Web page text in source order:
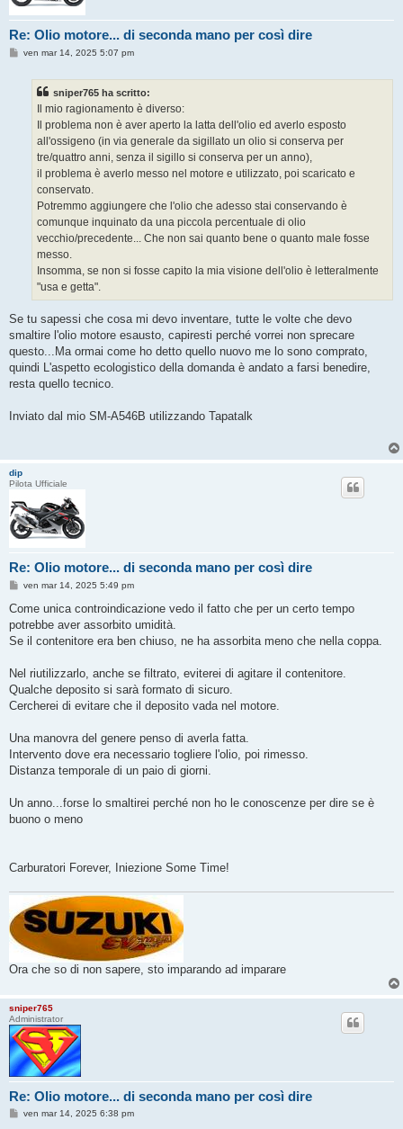
Re: Olio motore... di seconda mano per così dire
Mven mar 14, 2025 5:07 pm
sniper765 ha scritto:
Il mio ragionamento è diverso:
Il problema non è aver aperto la latta dell'olio ed averlo esposto
all'ossigeno (in via generale da sigillato un olio si conserva per
tre/quattro anni, senza il sigillo si conserva per un anno),
il problema è averlo messo nel motore e utilizzato, poi scaricato e
conservato.
Potremmo aggiungere che l'olio che adesso stai conservando è
comunque inquinato da una piccola percentuale di olio
vecchio/precedente... Che non sai quanto bene o quanto male fosse
messo.
Insomma, se non si fosse capito la mia visione dell'olio è letteralmente
"usa e getta".
Se tu sapessi che cosa mi devo inventare, tutte le volte che devo
smaltire l'olio motore esausto, capiresti perché vorrei non sprecare
questo...Ma ormai come ho detto quello nuovo me lo sono comprato,
quindi L'aspetto ecologistico della domanda è andato a farsi benedire,
resta quello tecnico.
Inviato dal mio SM-A546B utilizzando Tapatalk
dip
Pilota Ufficiale
Re: Olio motore... di seconda mano per così dire
M
s
a
g
o
ven mar 14, 2025 5:49 pm
Come unica controindicazione vedo il fatto che per un certo tempo
potrebbe aver assorbito umidità.
Se il contenitore era ben chiuso, ne ha assorbita meno che nella coppa.
Nel riutilizzarlo, anche se filtrato, eviterei di agitare il contenitore.
Qualche deposito si sarà formato di sicuro.
Cercherei di evitare che il deposito vada nel motore.
Una manovra del genere penso di averla fatta.
Intervento dove era necessario togliere l'olio, poi rimesso.
Distanza temporale di un paio di giorni.
Un anno...forse lo smaltirei perché non ho le conoscenze per dire se è
buono o meno
Carburatori Forever, Iniezione Some Time!
Ora che so di non sapere, sto imparando ad imparare
sniper765
Administrator
Re: Olio motore... di seconda mano per così dire
Mven mar 14, 2025 6:38 pm